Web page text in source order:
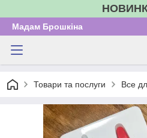
Мадам Брошкіна
Товари та послуги Все